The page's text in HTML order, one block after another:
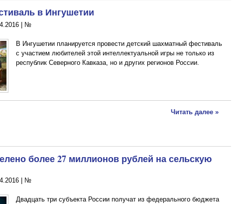
в Ингушетии
№
В Ингушетии планируется провести детский шахматный фестиваль
с участием любителей этой интеллектуальной игры не только из
республик Северного Кавказа, но и других регионов России.
Читать далее »
более 27 миллионов рублей на сельскую
№
Двадцать три субъекта России получат из федерального бюджета